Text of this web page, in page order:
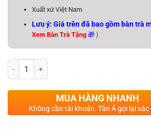
Xuất xứ Việt Nam
Lưu ý: Giá trên đã bao gồm bàn trà
Xem Bàn Trà Tặng 🎁 )
Sofa Băng Cao Cấp QB04 số lượng
MUA HÀNG NHANH
Không cần tài khoản. Tân Á gọi lại xác